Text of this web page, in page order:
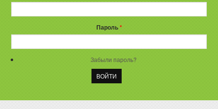
Пароль*
Забыли пароль?